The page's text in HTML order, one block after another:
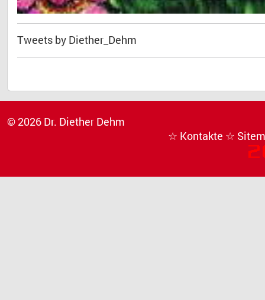
Tweets by Diether_Dehm
© 2026 Dr. Diether Dehm
☆ Kontakte ☆